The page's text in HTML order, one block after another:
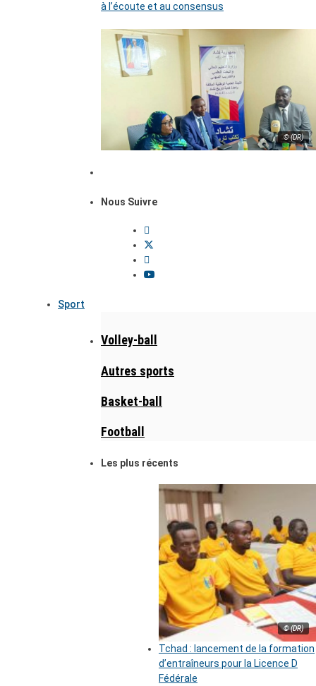
à l’écoute et au consensus
© (DR)
Nous Suivre
Sport
Volley-ball
Autres sports
Basket-ball
Football
Les plus récents
© (DR)
Tchad : lancement de la formation
d’entraîneurs pour la Licence D
Fédérale